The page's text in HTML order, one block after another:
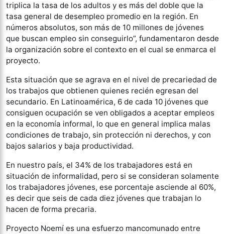
triplica la tasa de los adultos y es más del doble que la
tasa general de desempleo promedio en la región. En
números absolutos, son más de 10 millones de jóvenes
que buscan empleo sin conseguirlo”, fundamentaron desde
la organización sobre el contexto en el cual se enmarca el
proyecto.
Esta situación que se agrava en el nivel de precariedad de
los trabajos que obtienen quienes recién egresan del
secundario. En Latinoamérica, 6 de cada 10 jóvenes que
consiguen ocupación se ven obligados a aceptar empleos
en la economía informal, lo que en general implica malas
condiciones de trabajo, sin protección ni derechos, y con
bajos salarios y baja productividad.
En nuestro país, el 34% de los trabajadores está en
situación de informalidad, pero si se consideran solamente
los trabajadores jóvenes, ese porcentaje asciende al 60%,
es decir que seis de cada diez jóvenes que trabajan lo
hacen de forma precaria.
Proyecto Noemí es una esfuerzo mancomunado entre